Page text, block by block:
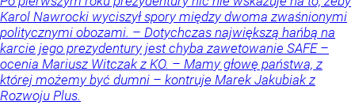
Karol Nawrocki wyciszył spory między dwoma zwaśnionymi
politycznymi obozami. – Dotychczas największą hańbą na
karcie jego prezydentury jest chyba zawetowanie SAFE –
ocenia Mariusz Witczak z KO. – Mamy głowę państwa, z
której możemy być dumni – kontruje Marek Jakubiak z
Rozwoju Plus.